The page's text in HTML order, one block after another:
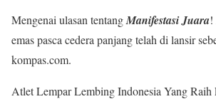
Mengenai ulasan tentangManifestasi Juara
emas pasca cedera panjang telah di lansir
kompas.com.
Atlet Lempar Lembing Indonesia Yang Raih